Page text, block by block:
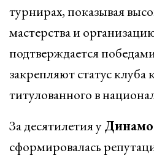
турнирах, показывая
мастерства и
подтверждается
закрепляют статус клуба
титулованного в
За десятилетия у
сформировалась